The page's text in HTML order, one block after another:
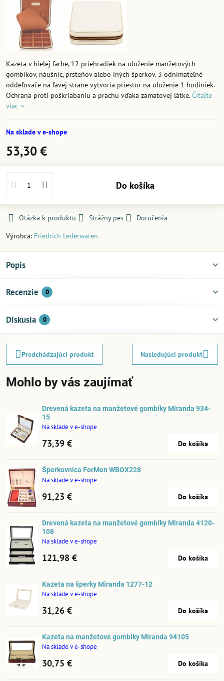
Kazeta v bielej farbe, 12 priehradiek na uloženie manžetových
gombíkov, náušníc, prsteňov alebo iných šperkov. 3 odnímateľné
oddeľovače na ľavej strane vytvoria priestor na uloženie 1 hodiniek.
Ochrana proti poškriabaniu a prachu vďaka zamatovej látke.Čítajte
viac
Na sklade v e-shope
53,30 €
Do košíka
Otázka k produktu Strážny pes
Doručenia
Výrobca: Friedrich Lederwaren
Popis
Recenzie 0
Diskusia 0
Predchádzajúci produkt Nasledujúci produkt
Mohlo by vás zaujímať
Drevená kazeta na manžetové gombíky Miranda 934-
15
Na sklade v e-shope
73,39 € Do košíka
Šperkovnica ForMen WBOX228
Na sklade v e-shope
91,23 € Do košíka
Drevená kazeta na manžetové gombíky Miranda 4120-
108
Na sklade v e-shope
121,98 € Do košíka
Kazeta na šperky Miranda 1277-12
Na sklade v e-shope
31,26 € Do košíka
Kazeta na manžetové gombíky Miranda 94105
Na sklade v e-shope
30,75 € Do košíka